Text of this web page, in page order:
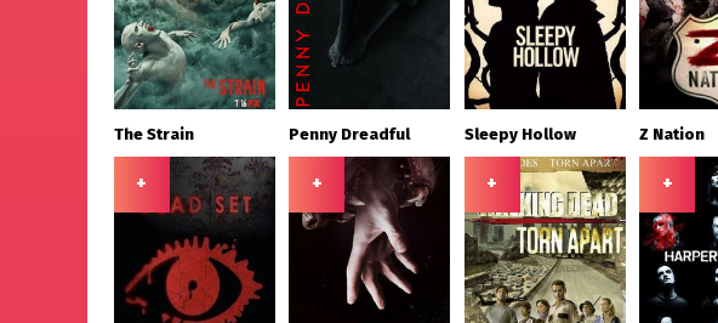
The Strain Penny Dreadful Sleepy Hollow Z Nation
+ + + +